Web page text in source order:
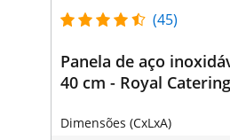
(45)
Panela de aço
40 cm - Royal Catering
Dimensões (CxLxA)